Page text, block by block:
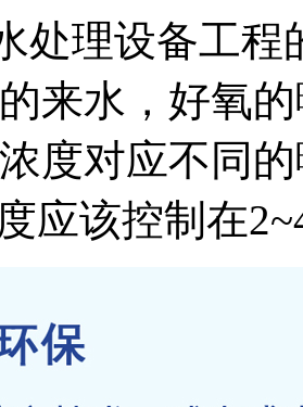
处理设备工程
来水，好氧
度对应不同
应该控制在